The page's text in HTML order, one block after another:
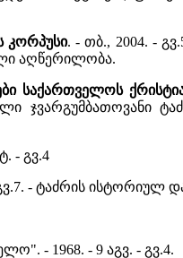
კორპუსი. - თბ., 2004. -
აღწერილობა.
საქართველოს
ჯვარგუმბათოვანი
- გვ.4
- ტაძრის ისტორიულ
- 1968. - 9 აგვ. - გვ.4.